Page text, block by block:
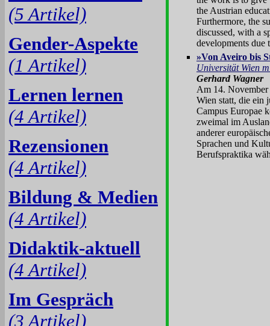
(5 Artikel)
Gender-Aspekte
(1 Artikel)
Lernen lernen
(4 Artikel)
Rezensionen
(4 Artikel)
Bildung & Medien
(4 Artikel)
Didaktik-aktuell
(4 Artikel)
Im Gespräch
(3 Artikel)
the Austrian
Furthermore, the
discussed, with a
developments due
»Von Aveiro bis
Universität Wien
Gerhard Wagner
Am 14. November
Wien statt, die ein
Campus Europae
zweimal im
anderer
Sprachen und
Berufspraktika